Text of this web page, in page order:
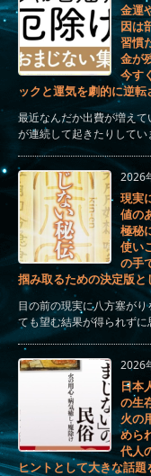
金運
因は
習慣
金が
今す
ックと運気を劇的に逆転
最近なんだか出費が増え
が連続して起きたりしてい
2026
現実
値の
極秘
使い
の手
掴み取るための決定版
目の前の現実に八方塞が
ても望む結果が得られずに
2026
日本
の生
火の
めら
代人
ヒントとして大きな話題